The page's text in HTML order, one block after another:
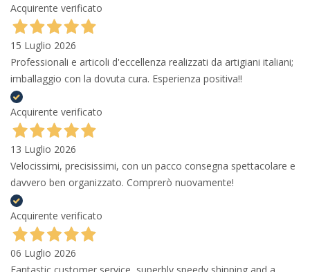
Acquirente verificato
15 Luglio 2026
Professionali e articoli d'eccellenza realizzati da artigiani italiani;
imballaggio con la dovuta cura. Esperienza positiva!!
Acquirente verificato
13 Luglio 2026
Velocissimi, precisissimi, con un pacco consegna spettacolare e
davvero ben organizzato. Comprerò nuovamente!
Acquirente verificato
06 Luglio 2026